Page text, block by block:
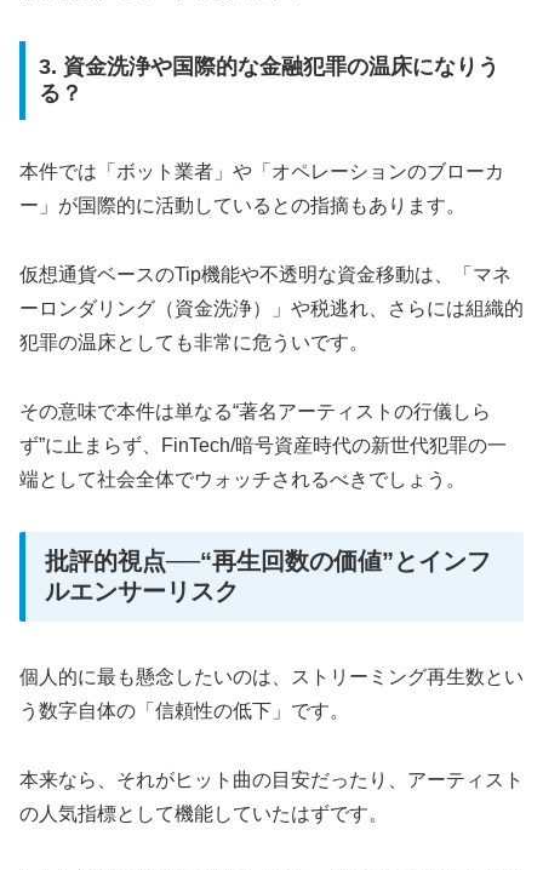
3. 資金洗浄や国際的な金融犯罪の温床になりう
る？
本件では「ボット業者」や「オペレーションのブローカ
ー」が国際的に活動しているとの指摘もあります。
仮想通貨ベースのTip機能や不透明な資金移動は、「マネ
ーロンダリング（資金洗浄）」や税逃れ、さらには組織的
犯罪の温床としても非常に危ういです。
その意味で本件は単なる“著名アーティストの行儀しら
ず”に止まらず、FinTech/暗号資産時代の新世代犯罪の一
端として社会全体でウォッチされるべきでしょう。
批評的視点──“再生回数の価値”とインフ
ルエンサーリスク
個人的に最も懸念したいのは、ストリーミング再生数とい
う数字自体の「信頼性の低下」です。
本来なら、それがヒット曲の目安だったり、アーティスト
の人気指標として機能していたはずです。